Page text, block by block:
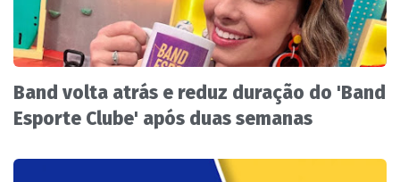
Band volta atrás e reduz duração do 'Band
Esporte Clube' após duas semanas